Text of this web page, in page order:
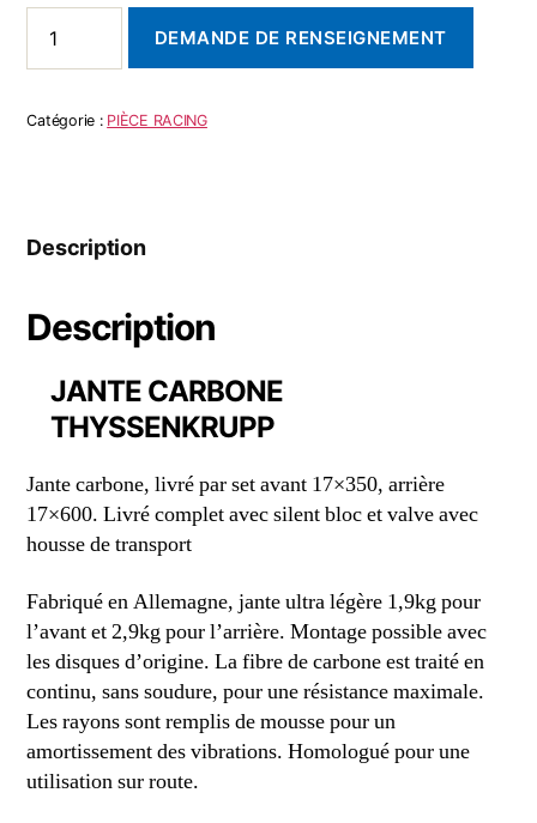
DEMANDE DE RENSEIGNEMENT
Catégorie : PIÈCE RACING
Description
Description
JANTE CARBONE
THYSSENKRUPP
Jante carbone, livré par set avant 17×350, arrière
17×600. Livré complet avec silent bloc et valve avec
housse de transport
Fabriqué en Allemagne, jante ultra légère 1,9kg pour
l’avant et 2,9kg pour l’arrière. Montage possible avec
les disques d’origine. La fibre de carbone est traité en
continu, sans soudure, pour une résistance maximale.
Les rayons sont remplis de mousse pour un
amortissement des vibrations. Homologué pour une
utilisation sur route.